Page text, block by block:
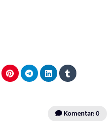
Komentar: 0